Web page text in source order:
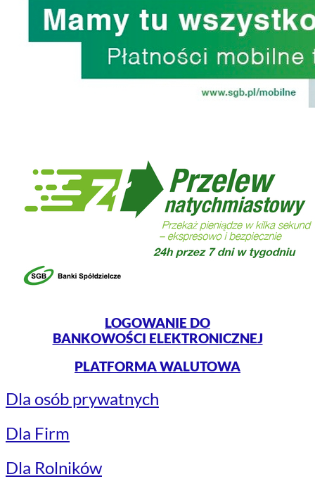
LOGOWANIE DO
BANKOWOŚCI ELEKTRONICZNEJ
PLATFORMA WALUTOWA
Dla osób prywatnych
Dla Firm
Dla Rolników